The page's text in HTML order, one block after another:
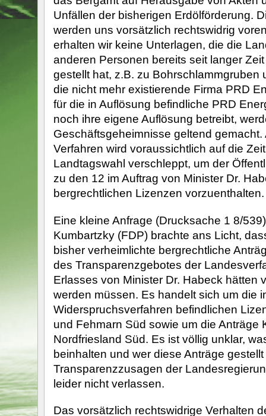
Unfällen der bisherigen Erdölförderung.
werden uns vorsätzlich rechtswidrig
erhalten wir keine Unterlagen, die die
anderen Personen bereits seit langer
gestellt hat, z.B. zu Bohrschlammgruben
die nicht mehr existierende Firma PRD
für die in Auflösung befindliche PRD
noch ihre eigene Auflösung betreibt,
Geschäftsgeheimnisse geltend gemacht.
Verfahren wird voraussichtlich auf die
Landtagswahl verschleppt, um der
zu den 12 im Auftrag von Minister Dr.
bergrechtlichen Lizenzen vorzuenthalten.
Eine kleine Anfrage (Drucksache 1 8/
Kumbartzky (FDP) brachte ans Licht,
bisher verheimlichte bergrechtliche
des Transparenzgebotes der
Erlasses von Minister Dr. Habeck hätten
werden müssen. Es handelt sich um die
Widerspruchsverfahren befindlichen
und Fehmarn Süd sowie um die Anträge
Nordfriesland Süd. Es ist völlig unklar,
beinhalten und wer diese Anträge gestellt
Transparenzzusagen der
leider nicht verlassen.
Das vorsätzlich rechtswidrige Verhalten